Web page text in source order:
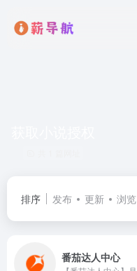
排序 发布 更新 浏览
番茄达人中心